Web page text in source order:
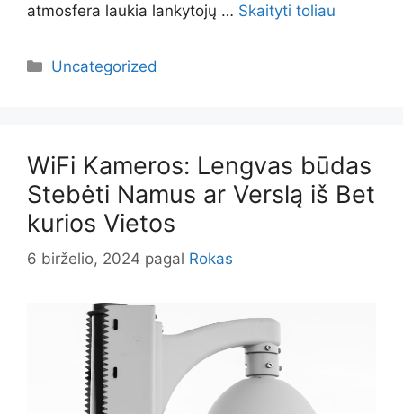
atmosfera laukia lankytojų … Skaityti toliau
Kategorijos
Uncategorized
WiFi Kameros: Lengvas būdas
Stebėti Namus ar Verslą iš Bet
kurios Vietos
6 birželio, 2024 pagal Rokas